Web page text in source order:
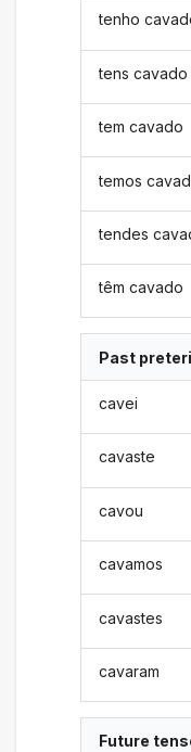
tenho
tens cavado
tem cavado
temos
tendes
têm cavado
Past
cavei
cavaste
cavou
cavamos
cavastes
cavaram
Future